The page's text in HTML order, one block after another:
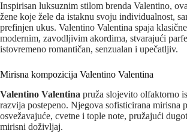
Inspirisan luksuznim stilom brenda Valentino,
žene koje žele da istaknu svoju individualnost,
prefinjen ukus. Valentino Valentina spaja
modernim, zavodljivim akordima, stvarajući
istovremeno romantičan, senzualan i upečatljiv.
Mirisna kompozicija Valentino Valentina
Valentino Valentina pruža slojevito olfaktorno
razvija postepeno. Njegova sofisticirana mirisna
osvežavajuće, cvetne i tople note, pružajući
mirisni doživljaj.